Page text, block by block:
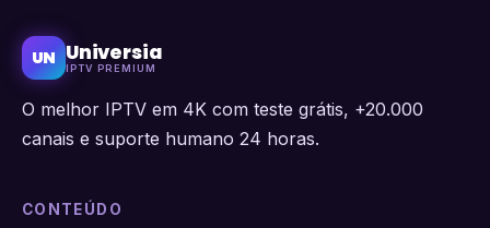
UN Universia
IPTV PREMIUM
O melhor IPTV em 4K com teste grátis, +20.000
canais e suporte humano 24 horas.
CONTEÚDO